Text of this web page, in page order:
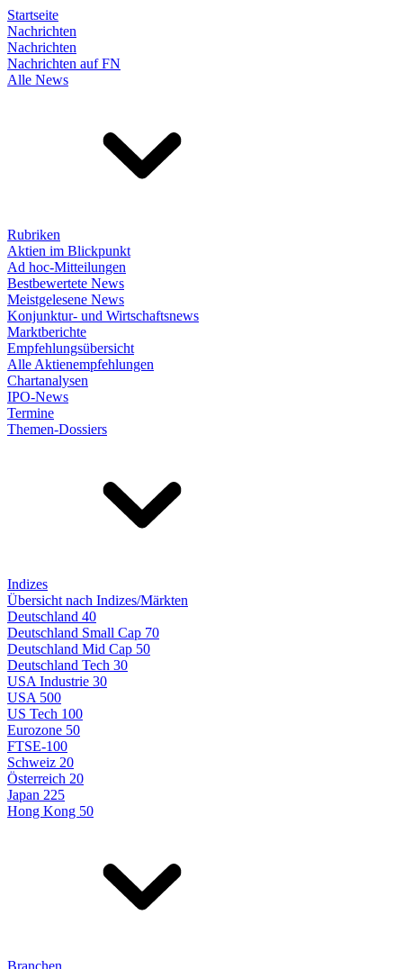
Startseite
Nachrichten
Nachrichten
Nachrichten auf FN
Alle News
Rubriken
Aktien im Blickpunkt
Ad hoc-Mitteilungen
Bestbewertete News
Meistgelesene News
Konjunktur- und Wirtschaftsnews
Marktberichte
Empfehlungsübersicht
Alle Aktienempfehlungen
Chartanalysen
IPO-News
Termine
Themen-Dossiers
Indizes
Übersicht nach Indizes/Märkten
Deutschland 40
Deutschland Small Cap 70
Deutschland Mid Cap 50
Deutschland Tech 30
USA Industrie 30
USA 500
US Tech 100
Eurozone 50
FTSE-100
Schweiz 20
Österreich 20
Japan 225
Hong Kong 50
Branchen